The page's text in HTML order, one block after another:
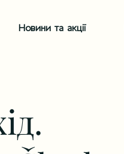
Новини та акції